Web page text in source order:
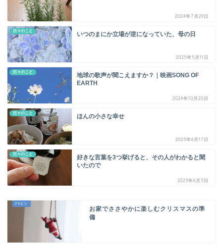
2024年7月29日
日々のこと いつのまにか立場が逆になっていた、母の日
2025年5月11日
日々のこと
地球の歌声が聞こえますか？｜映画SONG OF
EARTH
2024年10月20日
日々のこと ほんの小さな幸せ
2025年6月17日
日々のこと
好きな言葉を3つ挙げると、その人がわかると聞
いたので
2025年6月5日
お家でささやかに楽しむクリスマスの準
備